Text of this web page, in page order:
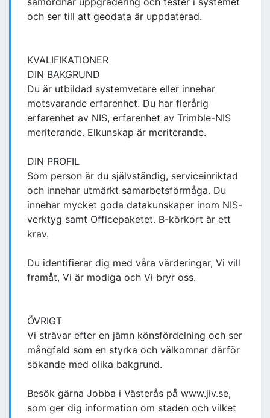
och ser till att geodata är uppdaterad.
KVALIFIKATIONER
DIN BAKGRUND
Du är utbildad systemvetare eller innehar
motsvarande erfarenhet. Du har flerårig
erfarenhet av NIS, erfarenhet av Trimble-NIS
meriterande. Elkunskap är meriterande.
DIN PROFIL
Som person är du självständig, serviceinriktad
och innehar utmärkt samarbetsförmåga. Du
innehar mycket goda datakunskaper inom NIS-
verktyg samt Officepaketet. B-körkort är ett
krav.
Du identifierar dig med våra värderingar, Vi vill
framåt, Vi är modiga och Vi bryr oss.
ÖVRIGT
Vi strävar efter en jämn könsfördelning och ser
mångfald som en styrka och välkomnar därför
sökande med olika bakgrund.
Besök gärna Jobba i Västerås på www.jiv.se,
som ger dig information om staden och vilket